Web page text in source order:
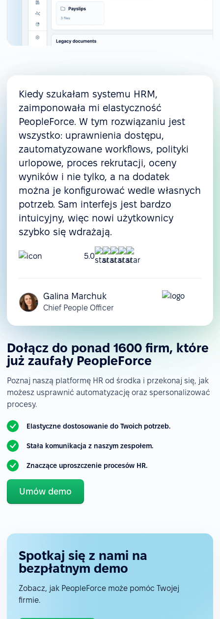
Kiedy szukałam systemu HRM,
zaimponowała mi elastyczność
PeopleForce. W tym rozwiązaniu jest
wszystko: uprawnienia dostępu,
zautomatyzowane workflows, polityki
urlopowe, proces rekrutacji, oceny
wyników i nie tylko, a na dodatek
można je konfigurować wedle własnych
potrzeb. Sam interfejs jest bardzo
intuicyjny, więc nowi użytkownicy
szybko się wdrażają.
5.0
Galina Marchuk
Chief People Officer
Dołącz do ponad 1600 firm, które
już zaufały PeopleForce
Poznaj naszą platformę HR od środka i przekonaj się, jak
możesz usprawnić automatyzację oraz spersonalizować
procesy.
Elastyczne dostosowanie do Twoich potrzeb.
Stała komunikacja z naszym zespołem.
Znaczące uproszczenie procesów HR.
Umów demo
Spotkaj się z nami na
bezpłatnym demo
Zobacz, jak PeopleForce może pomóc Twojej
firmie.